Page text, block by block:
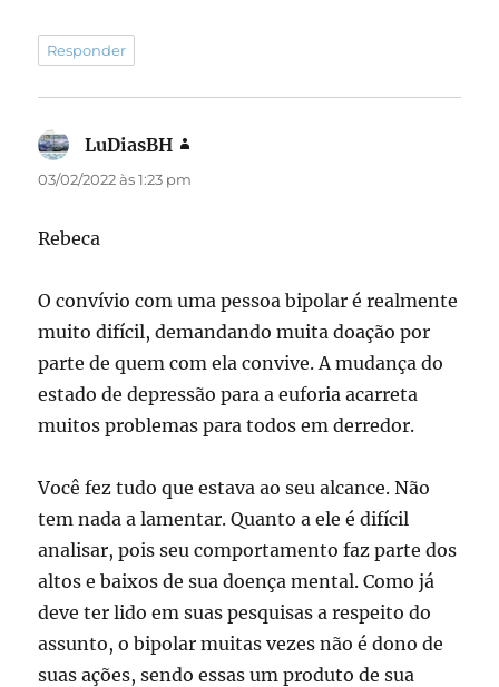
Responder
LuDiasBH
03/02/2022 às 1:23 pm
Rebeca
O convívio com uma pessoa bipolar é realmente
muito difícil, demandando muita doação por
parte de quem com ela convive. A mudança do
estado de depressão para a euforia acarreta
muitos problemas para todos em derredor.
Você fez tudo que estava ao seu alcance. Não
tem nada a lamentar. Quanto a ele é difícil
analisar, pois seu comportamento faz parte dos
altos e baixos de sua doença mental. Como já
deve ter lido em suas pesquisas a respeito do
assunto, o bipolar muitas vezes não é dono de
suas ações, sendo essas um produto de sua